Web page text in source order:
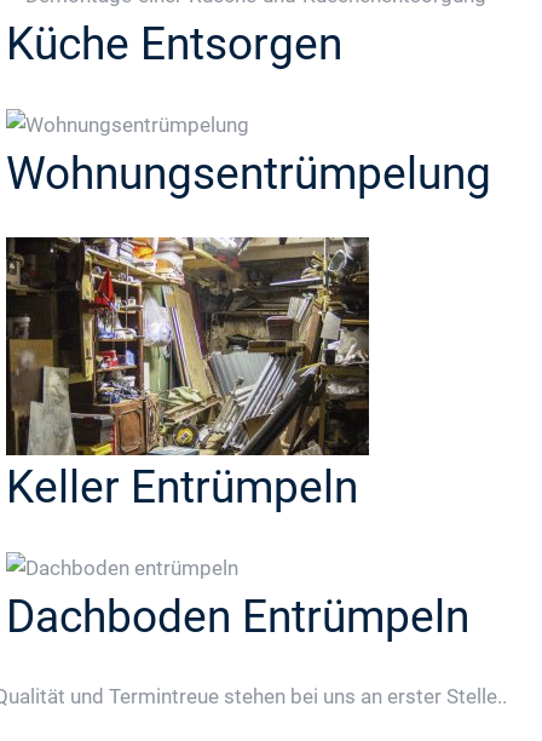
Küche Entsorgen
Wohnungsentrümpelung
Keller Entrümpeln
Dachboden Entrümpeln
und Termintreue stehen bei uns an erster Stelle..